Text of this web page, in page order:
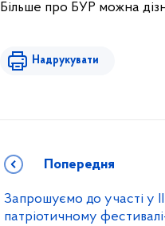
Більше про БУР можна
Надрукувати
Попередня
Запрошуємо до участі у
патріотичному